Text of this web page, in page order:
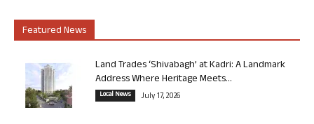
Featured News
Land Trades ‘Shivabagh’ at Kadri: A Landmark
Address Where Heritage Meets...
Local News July 17, 2026